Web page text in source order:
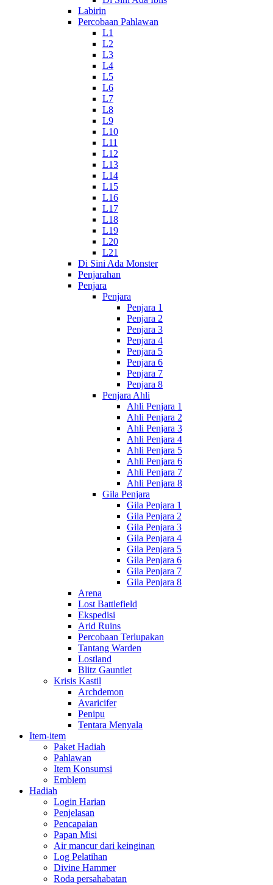
Labirin
Percobaan Pahlawan
L1
L2
L3
L4
L5
L6
L7
L8
L9
L10
L11
L12
L13
L14
L15
L16
L17
L18
L19
L20
L21
Di Sini Ada Monster
Penjarahan
Penjara
Penjara
Penjara 1
Penjara 2
Penjara 3
Penjara 4
Penjara 5
Penjara 6
Penjara 7
Penjara 8
Penjara Ahli
Ahli Penjara 1
Ahli Penjara 2
Ahli Penjara 3
Ahli Penjara 4
Ahli Penjara 5
Ahli Penjara 6
Ahli Penjara 7
Ahli Penjara 8
Gila Penjara
Gila Penjara 1
Gila Penjara 2
Gila Penjara 3
Gila Penjara 4
Gila Penjara 5
Gila Penjara 6
Gila Penjara 7
Gila Penjara 8
Arena
Lost Battlefield
Ekspedisi
Arid Ruins
Percobaan Terlupakan
Tantang Warden
Lostland
Blitz Gauntlet
Krisis Kastil
Archdemon
Avaricifer
Penipu
Tentara Menyala
Item-item
Paket Hadiah
Pahlawan
Item Konsumsi
Emblem
Hadiah
Login Harian
Penjelasan
Pencapaian
Papan Misi
Air mancur dari keinginan
Log Pelatihan
Divine Hammer
Roda persahabatan